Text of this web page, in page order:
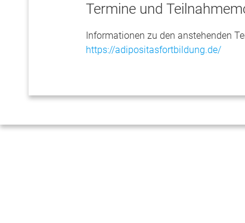
Termine und
Informationen zu den anstehenden
https://adipositasfortbildung.de/